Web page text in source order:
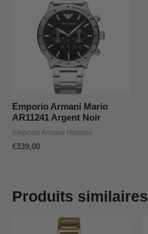
Emporio Armani Mario
AR11241 Argent Noir
Emporio Armani Homme
€339,00
Produits similaires